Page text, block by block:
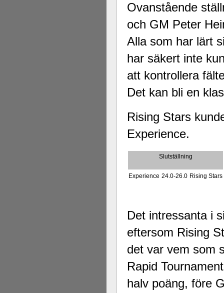
Ovanstående
och GM Peter
Alla som har lärt
har säkert inte
att kontrollera
Det kan bli en
Rising Stars
Experience.
Slutställning
Experience 24.0-26.0 Rising Stars
Det intressanta i
eftersom Rising
det var vem som
Rapid
halv poäng, före